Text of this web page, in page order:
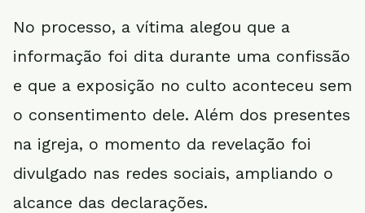
No processo, a vítima alegou que a
informação foi dita durante uma confissão
e que a exposição no culto aconteceu sem
o consentimento dele. Além dos presentes
na igreja, o momento da revelação foi
divulgado nas redes sociais, ampliando o
alcance das declarações.